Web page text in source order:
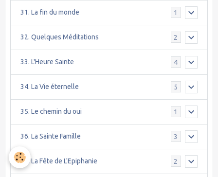
31. La fin du monde 1
32. Quelques Méditations 2
33. L'Heure Sainte 4
34. La Vie éternelle 5
35. Le chemin du oui 1
36. La Sainte Famille 3
37. La Fête de L'Epiphanie 2